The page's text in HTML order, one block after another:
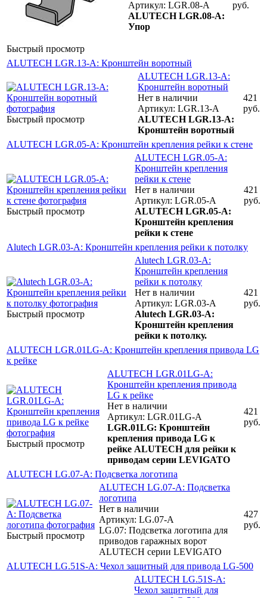
Быстрый просмотр
Артикул: LGR.08-A
ALUTECH LGR.08-A:
Упор
руб.
ALUTECH LGR.13-A: Кронштейн воротный
Быстрый просмотр
ALUTECH LGR.13-A:
Кронштейн воротный
Нет в наличии
Артикул: LGR.13-A
ALUTECH LGR.13-A:
Кронштейн воротный
421
руб.
ALUTECH LGR.05-A: Кронштейн крепления рейки к стене
Быстрый просмотр
ALUTECH LGR.05-A:
Кронштейн крепления
рейки к стене
Нет в наличии
Артикул: LGR.05-A
ALUTECH LGR.05-A:
Кронштейн крепления
рейки к стене
421
руб.
Alutech LGR.03-A: Кронштейн крепления рейки к потолку
Быстрый просмотр
Alutech LGR.03-A:
Кронштейн крепления
рейки к потолку
Нет в наличии
Артикул: LGR.03-A
Alutech LGR.03-A:
Кронштейн крепления
рейки к потолку.
421
руб.
ALUTECH LGR.01LG-A: Кронштейн крепления привода LG
к рейке
Быстрый просмотр
ALUTECH LGR.01LG-A:
Кронштейн крепления привода
LG к рейке
Нет в наличии
Артикул: LGR.01LG-A
LGR.01LG: Кронштейн
крепления привода LG к
рейке ALUTECH для рейки к
приводам серии LEVIGATO
421
руб.
ALUTECH LG.07-A: Подсветка логотипа
Быстрый просмотр
ALUTECH LG.07-A: Подсветка
логотипа
Нет в наличии
Артикул: LG.07-A
LG.07: Подсветка логотипа для
приводов гаражных ворот
ALUTECH серии LEVIGATO
427
руб.
ALUTECH LG.51S-A: Чехол защитный для привода LG-500
ALUTECH LG.51S-A:
Чехол защитный для